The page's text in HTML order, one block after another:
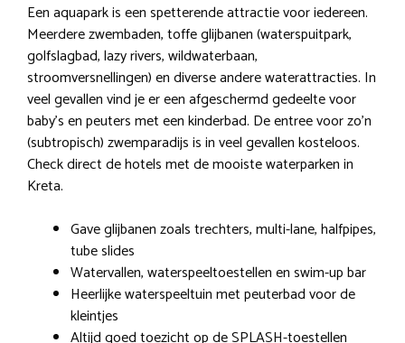
Een aquapark is een spetterende attractie voor iedereen.
Meerdere zwembaden, toffe glijbanen (waterspuitpark,
golfslagbad, lazy rivers, wildwaterbaan,
stroomversnellingen) en diverse andere waterattracties. In
veel gevallen vind je er een afgeschermd gedeelte voor
baby’s en peuters met een kinderbad. De entree voor zo’n
(subtropisch) zwemparadijs is in veel gevallen kosteloos.
Check direct de hotels met de mooiste waterparken in
Kreta.
Gave glijbanen zoals trechters, multi-lane, halfpipes,
tube slides
Watervallen, waterspeeltoestellen en swim-up bar
Heerlijke waterspeeltuin met peuterbad voor de
kleintjes